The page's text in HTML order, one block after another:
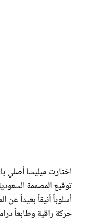
توقيع المصممة
أسلوباً أنيقاً بعيداً
حركة راقية وطابعاً